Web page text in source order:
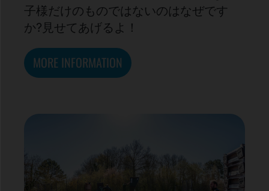
子様だけのものではないのはなぜです
か?見せてあげるよ！
MORE INFORMATION